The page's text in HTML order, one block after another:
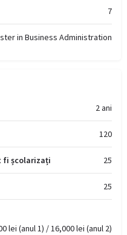
7
in Business Administration
2 ani
120
fi școlarizați 25
25
lei (anul 1) / 16,000 lei (anul 2)